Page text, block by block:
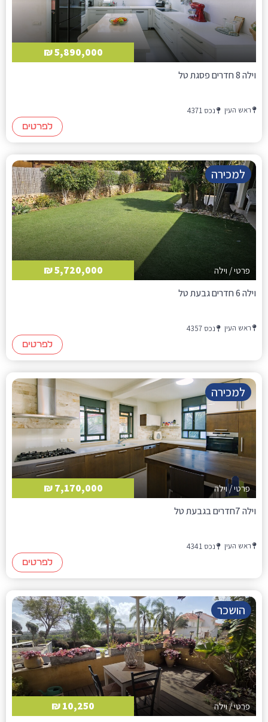
5,890,000 ₪
וילה 8 חדרים פסגת טל
ראש העין נכס 4371
לפרטים
למכירה
פרטי / וילה 5,720,000 ₪
וילה 6 חדרים גבעת טל
ראש העין נכס 4357
לפרטים
למכירה
פרטי / וילה 7,170,000 ₪
וילה 7חדרים בגבעת טל
ראש העין נכס 4341
לפרטים
הושכר
פרטי / וילה 10,250 ₪